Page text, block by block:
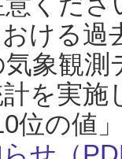
ける過
気象観
を実
位の値